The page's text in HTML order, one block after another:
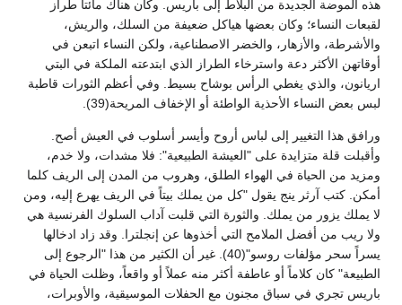
هذه الموضة الجديدة من البلاط إلى باريس. وكان هناك مائتا طراز
لقبعات النساء؛ وكان بعضها هياكل ضعيفة من السلك، والريش،
والأشرطة، والأزهار، والخضر الاصطناعية، ولكن النساء اتبعن في
أوقاتهن الأكثر دعة واسترخاء الطراز الذي ابتدعته الملكة في البتي
اريانون، والذي يغطي الرأس بوشاح بسيط. وفي أعظم الثورات قاطبة
لبس بعض النساء الأحذية الواطئة أو الإخفاف المريحة(39).
ورافق هذا التغيير إلى لباس أروح وأيسر أسلوب في العيش أصح.
وأقبلت قلة متزايدة على "العيشة الطبيعية": فلا مشدات، ولا خدم،
ومزيد من الحياة في الهواء الطلق، وهروب من المدن إلى الريف كلما
أمكن. كتب آرثر ينج يقول "كل من يملك بيتاً في الريف يهرع إليه، ومن
لا يملك يزور من يملك. والثورة التي قلبت آداب السلوك الفرنسية هي
ولا ريب من أفضل الملامح التي أخذوها عن إنجلترا. وقد زاد ادخالها
يسراً سحر مؤلفات روسو"(40). غير أن الكثير من هذا "الرجوع إلى
الطبيعة" كان كلاماً أو عاطفة أكثر منه عملاً أو واقعاً، وظلت الحياة في
باريس تجري في سباق مجنون مع الحفلات الموسيقية، والأوبرات،